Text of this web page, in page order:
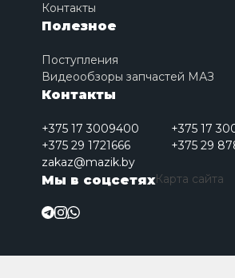
Контакты
Полезное
Поступления
Видеообзоры запчастей МАЗ
Контакты
+375 17 3009400
+375 17
+375 29 1721666
+375 29
zakaz@mazik.by
Мы в соцсетяхКарта сайта